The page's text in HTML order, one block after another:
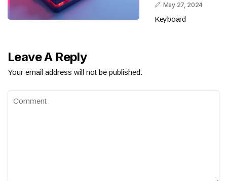
May 27, 2024
Keyboard
Leave A Reply
Your email address will not be published.